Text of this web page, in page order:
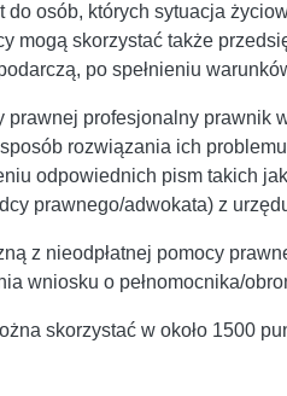
osób, których sytuacja
mogą skorzystać także
po spełnieniu
prawnej profesjonalny prawnik
rozwiązania ich
odpowiednich pism takich
prawnego/adwokata) z
z nieodpłatnej pomocy
wniosku o pełnomocnika/
skorzystać w około 1500